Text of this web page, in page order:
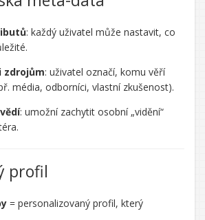
: každý uživatel může nastavit, co
zdrojům: uživatel označí, komu věří
média, odborníci, vlastní zkušenost).
: umožní zachytit osobní „vidění“
profil
= personalizovaný profil, který